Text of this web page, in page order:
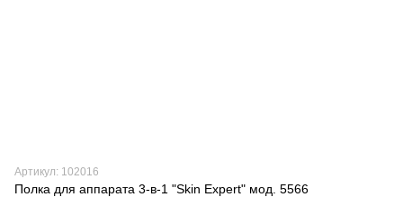
Артикул: 102016
Полка для аппарата 3-в-1 "Skin Expert" мод. 5566